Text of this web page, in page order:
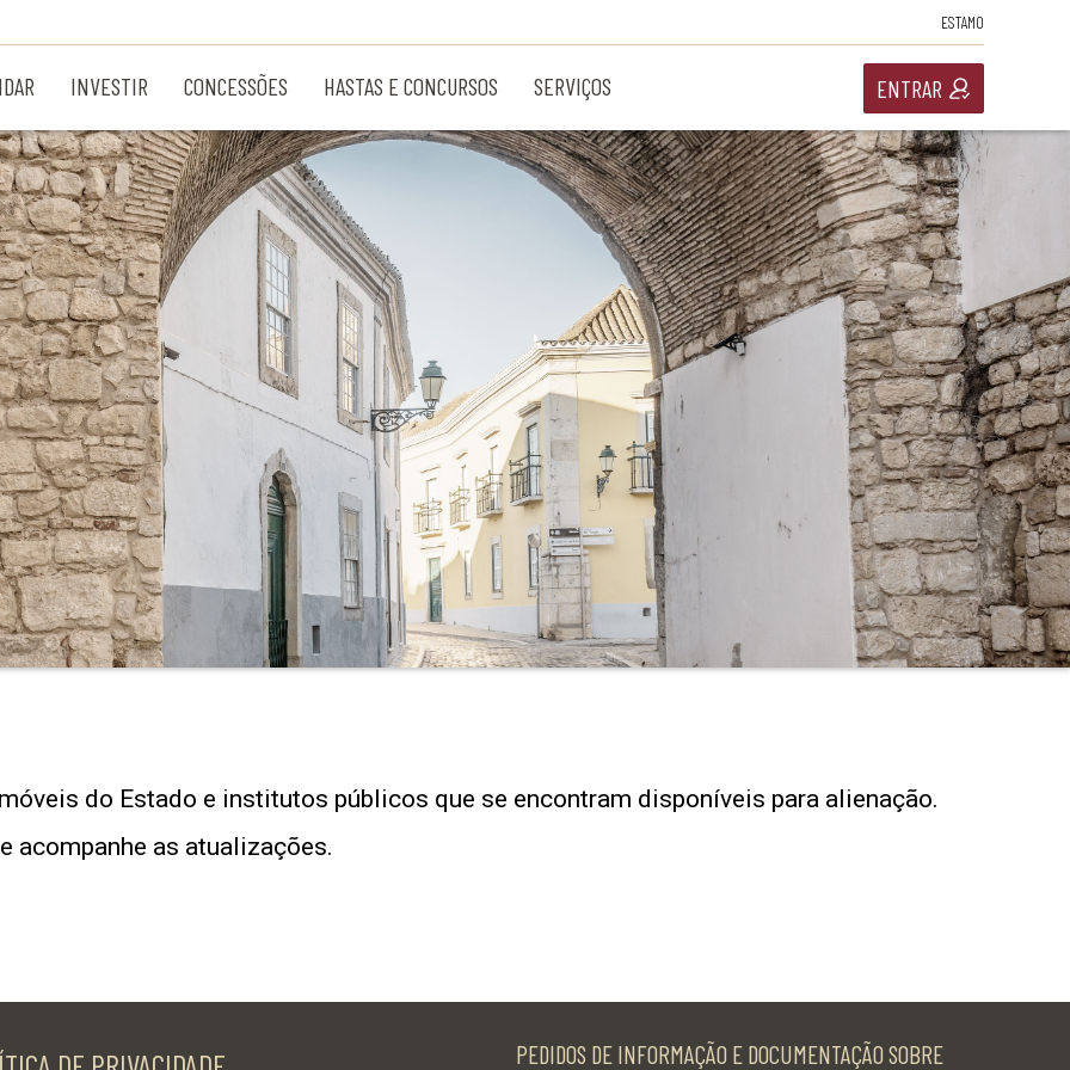
ESTAMO
INVESTIR CONCESSÕES HASTAS E CONCURSOS SERVIÇOS ENTRAR
do Estado e institutos públicos que se encontram disponíveis para alienação.
acompanhe as atualizações.
PEDIDOS DE INFORMAÇÃO E DOCUMENTAÇÃO SOBRE